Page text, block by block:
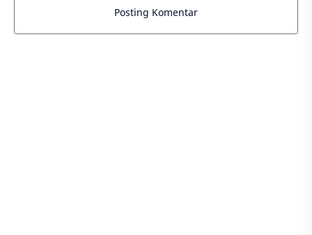
Posting Komentar